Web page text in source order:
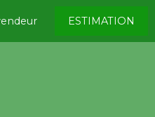
ESTIMATION